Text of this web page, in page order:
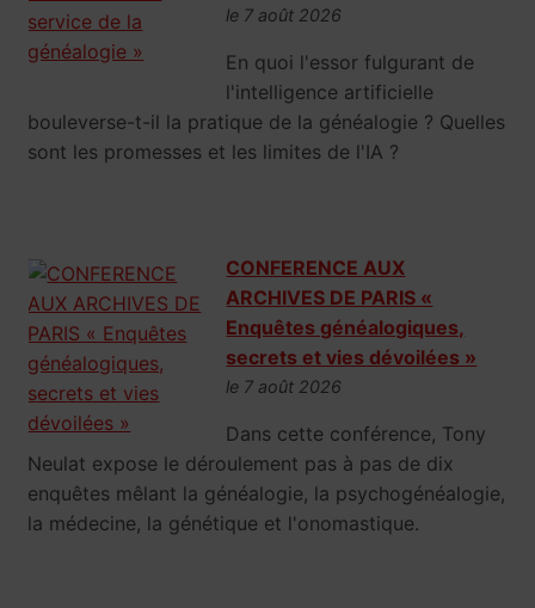
le 7 août 2026
En quoi l'essor fulgurant de
l'intelligence artificielle
bouleverse-t-il la pratique de la généalogie ? Quelles
sont les promesses et les limites de l'IA ?
CONFERENCE AUX
ARCHIVES DE PARIS «
Enquêtes généalogiques,
secrets et vies dévoilées »
le 7 août 2026
Dans cette conférence, Tony
Neulat expose le déroulement pas à pas de dix
enquêtes mêlant la généalogie, la psychogénéalogie,
la médecine, la génétique et l'onomastique.